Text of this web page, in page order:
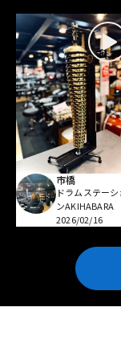
市橋
ドラムステーシ
ンAKIHABARA
2026/02/16